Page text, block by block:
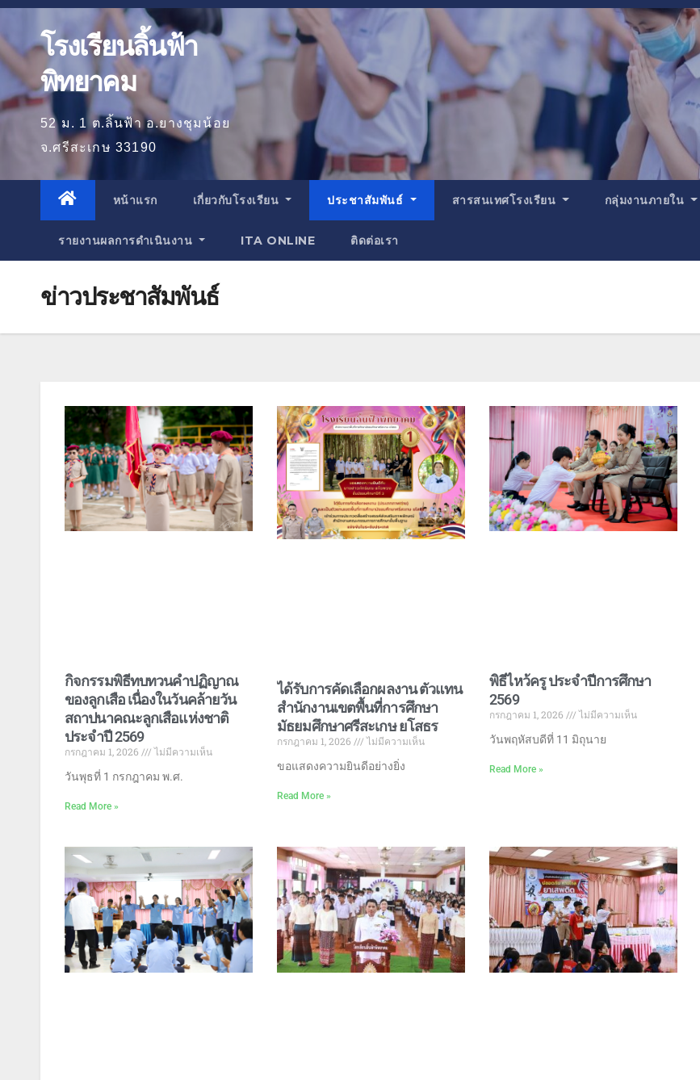
โรงเรียนลิ้นฟ้า
พิทยาคม
52 ม. 1 ต.ลิ้นฟ้า อ.ยางชุมน้อย
จ.ศรีสะเกษ 33190
หน้าแรก เกี่ยวกับโรงเรียน ประชาสัมพันธ์ สารสนเทศโรงเรียน กลุ่มงานภายใน
รายงานผลการดำเนินงาน ITA ONLINE ติดต่อเรา
ข่าวประชาสัมพันธ์
กิจกรรมพิธีทบทวนคำปฏิญาณ
ของลูกเสือ เนื่องในวันคล้ายวัน
สถาปนาคณะลูกเสือแห่งชาติ
ประจำปี 2569
กรกฎาคม 1, 2026
ไม่มีความเห็น
วันพุธที่ 1 กรกฎาคม พ.ศ.
Read More »
ได้รับการคัดเลือกผลงาน ตัวแทน
สำนักงานเขตพื้นที่การศึกษา
มัธยมศึกษาศรีสะเกษ ยโสธร
กรกฎาคม 1, 2026
ไม่มีความเห็น
ขอแสดงความยินดีอย่างยิ่ง
Read More »
พิธีไหว้ครู ประจำปีการศึกษา
2569
กรกฎาคม 1, 2026
ไม่มีความเห็น
วันพฤหัสบดีที่ 11 มิถุนาย
Read More »